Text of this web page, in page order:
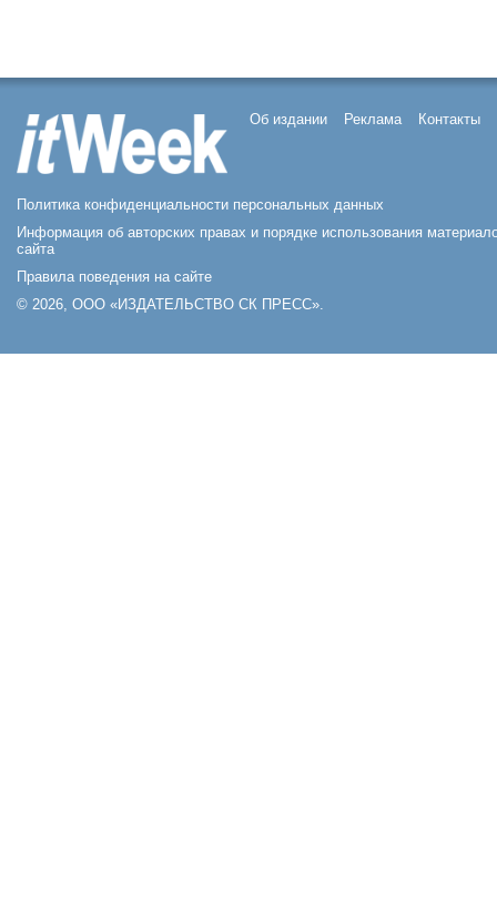
Об издании Реклама Контакты
Политика конфиденциальности персональных данных
Информация об авторских правах и порядке использования
сайта
Правила поведения на сайте
© 2026, ООО «ИЗДАТЕЛЬСТВО СК ПРЕСС».